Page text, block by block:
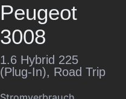
Peugeot
3008
1.6 Hybrid 225
(Plug-In), Road Trip